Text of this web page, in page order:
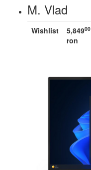
M. Vlad
Wishlist 5,84900
ron